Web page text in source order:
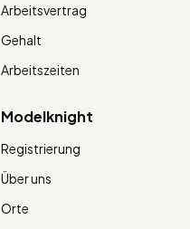
Arbeitsvertrag
Gehalt
Arbeitszeiten
Modelknight
Registrierung
Über uns
Orte